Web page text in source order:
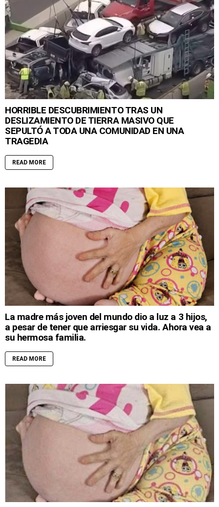
HORRIBLE DESCUBRIMIENTO TRAS UN
DESLIZAMIENTO DE TIERRA MASIVO QUE
SEPULTÓ A TODA UNA COMUNIDAD EN UNA
TRAGEDIA
READ MORE
La madre más joven del mundo dio a luz a 3 hijos,
a pesar de tener que arriesgar su vida. Ahora vea a
su hermosa familia.
READ MORE